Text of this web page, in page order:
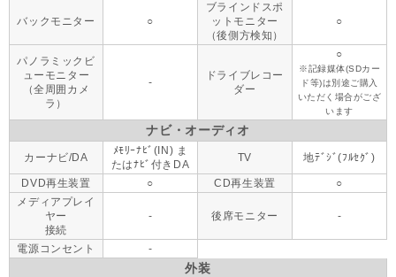
バックモニター ○
ブラインドスポ
ットモニター
（後側方検知）
○
パノラミックビ
ューモニター
（全周囲カメ
ラ）
-
ドライブレコー
ダー
○
※記録媒体(SDカー
ド等)は別途ご購入
いただく場合がござ
います
ナビ・オーディオ
カーナビ/DA
ﾒﾓﾘｰﾅﾋﾞ(IN) ま
たはﾅﾋﾞ付きDA
TV 地ﾃﾞｼﾞ(ﾌﾙｾｸﾞ)
DVD再生装置 ○ CD再生装置
○
メディアプレイ
ヤー
接続
- 後席モニター -
電源コンセント -
外装